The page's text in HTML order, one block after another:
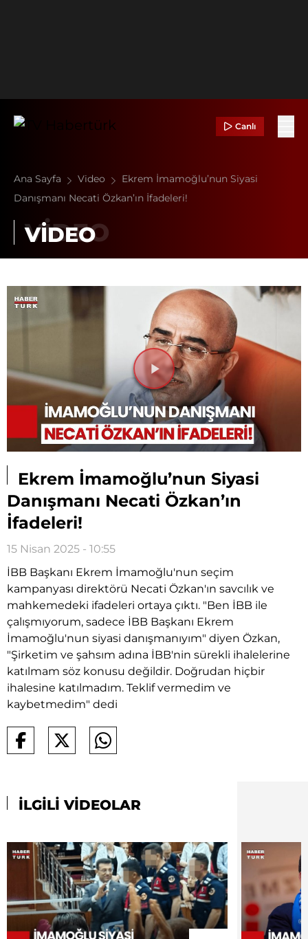
Canlı
Ana Sayfa Video
Ekrem İmamoğlu’nun Siyasi
Danışmanı Necati Özkan’ın İfadeleri!
VİDEO
Videoyu
Oynat
Ekrem İmamoğlu’nun Siyasi
Danışmanı Necati Özkan’ın
İfadeleri!
15 Nisan 2025 - 10:55
İBB Başkanı Ekrem İmamoğlu'nun seçim
kampanyası direktörü Necati Özkan'ın savcılık ve
mahkemedeki ifadeleri ortaya çıktı. "Ben İBB ile
çalışmıyorum, sadece İBB Başkanı Ekrem
İmamoğlu'nun siyasi danışmanıyım" diyen Özkan,
"Şirketim ve şahsım adına İBB'nin sürekli ihalelerine
katılmam söz konusu değildir. Doğrudan hiçbir
ihalesine katılmadım. Teklif vermedim ve
kaybetmedim" dedi
İLGİLİ VİDEOLAR